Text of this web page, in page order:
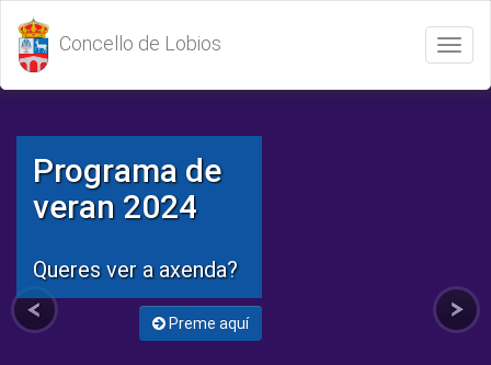
Abrir
/
Cerrar
Concello de Lobios
Programa de
veran 2024
Queres ver a axenda?
Preme aquí